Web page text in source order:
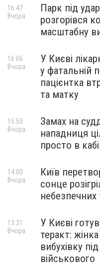
Парк під
розгорівся
масштабну
16:47
Вчора
У Києві
у фатальній
пацієнтка
та матку
16:06
Вчора
Замах на
нападниця
просто в
15:50
Вчора
Київ
сонце
небезпечних
14:00
Вчора
У Києві
теракт:
вибухівку
військового
13:31
Вчора